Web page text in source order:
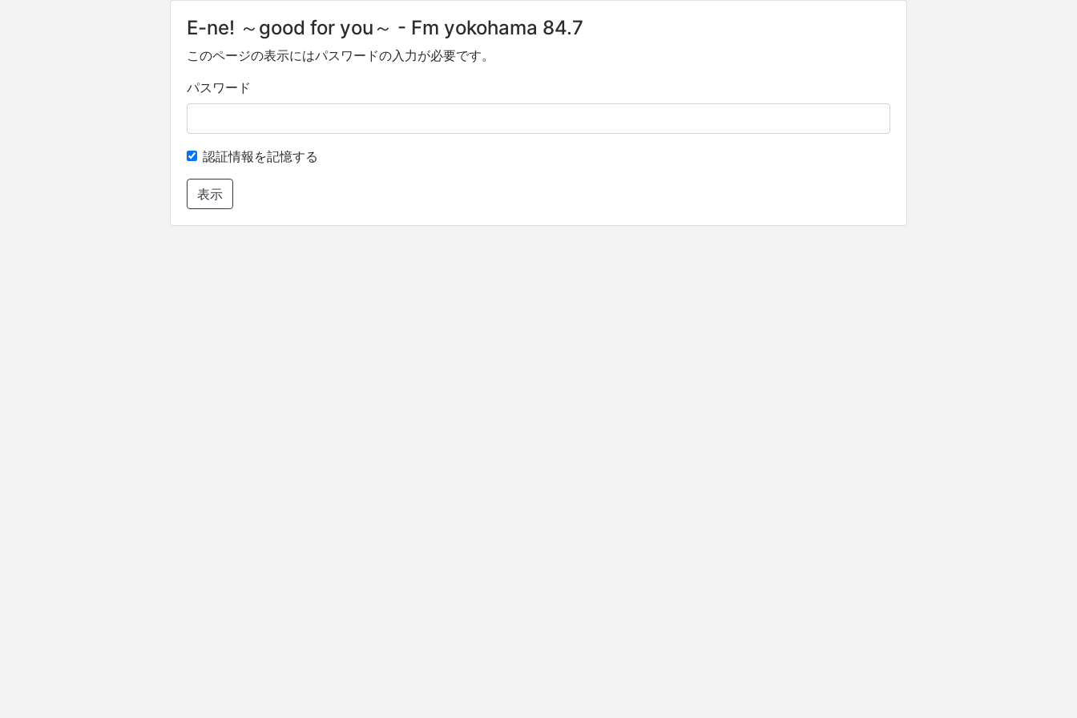
E-ne! ～good for you～ - Fm yokohama 84.7
このページの表示にはパスワードの入力が必要です。
パスワード
認証情報を記憶する
表示